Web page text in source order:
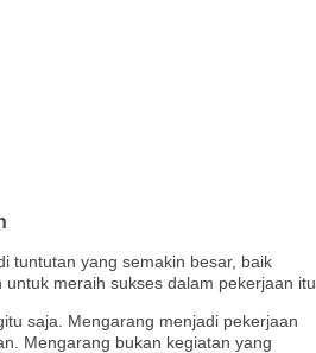
tuntutan yang semakin besar, baik
meraih sukses dalam pekerjaan itu.
saja. Mengarang menjadi pekerjaan
Mengarang bukan kegiatan yang